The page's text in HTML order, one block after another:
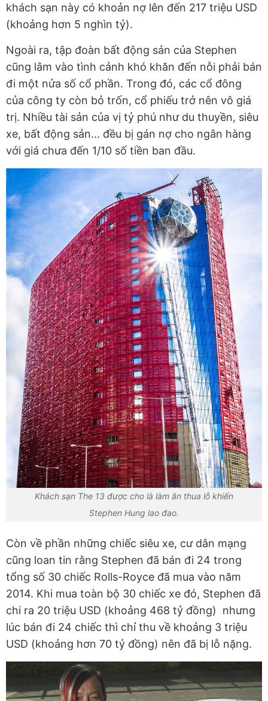
khách sạn này có khoản nợ lên đến 217 triệu USD
(khoảng hơn 5 nghìn tỷ).
Ngoài ra, tập đoàn bất động sản của Stephen
cũng lâm vào tình cảnh khó khăn đến nỗi phải bán
đi một nửa số cổ phần. Trong đó, các cổ đông
của công ty còn bỏ trốn, cổ phiếu trở nên vô giá
trị. Nhiều tài sản của vị tỷ phú như du thuyền, siêu
xe, bất động sản... đều bị gán nợ cho ngân hàng
với giá chưa đến 1/10 số tiền ban đầu.
Khách sạn The 13 được cho là làm ăn thua lỗ khiến
Stephen Hung lao đao.
Còn về phần những chiếc siêu xe, cư dân mạng
cũng loan tin rằng Stephen đã bán đi 24 trong
tổng số 30 chiếc Rolls-Royce đã mua vào năm
2014. Khi mua toàn bộ 30 chiếc xe đó, Stephen đã
chi ra 20 triệu USD (khoảng 468 tỷ đồng) nhưng
lúc bán đi 24 chiếc thì chỉ thu về khoảng 3 triệu
USD (khoảng hơn 70 tỷ đồng) nên đã bị lỗ nặng.